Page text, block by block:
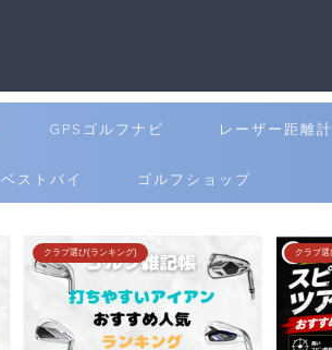
GPSゴルフナビ レーザー距離計
ベストバイ ゴルフショップ
クラブ選び(ランキング)